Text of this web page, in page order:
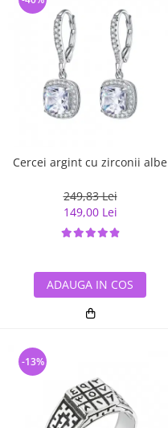
Cercei argint cu zirconii albe
249,83 Lei
149,00 Lei
ADAUGA IN COS
-13%